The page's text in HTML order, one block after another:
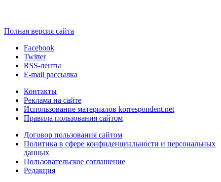
Полная версия сайта
Facebook
Twitter
RSS-ленты
E-mail рассылка
Контакты
Реклама на сайте
Использование материалов korrespondent.net
Правила пользования сайтом
Договор пользования сайтом
Политика в сфере конфиденциальности и персональных
данных
Пользовательское соглашение
Редакция